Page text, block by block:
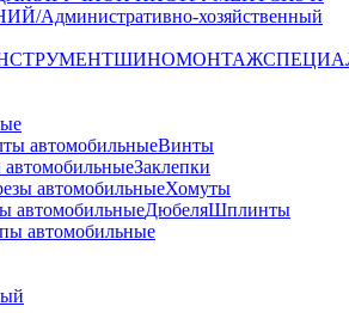
хозяйственный
ШИНОМОНТАЖ
автомобильныеВинты
автомобильныеЗаклепки
автомобильныеХомуты
автомобильныеДюбеляШплинты
автомобильные